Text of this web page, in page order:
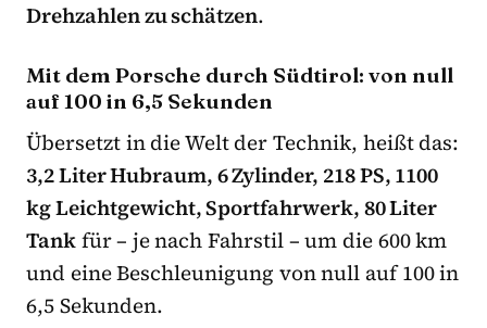
Drehzahlen zu schätzen.
Mit dem Porsche durch Südtirol: von null
auf 100 in 6,5 Sekunden
Übersetzt in die Welt der Technik, heißt das:
3,2 Liter Hubraum, 6 Zylinder, 218 PS, 1100
kg Leichtgewicht, Sportfahrwerk, 80 Liter
Tankfür – je nach Fahrstil – um die 600 km
und eine Beschleunigung von null auf 100 in
6,5 Sekunden.